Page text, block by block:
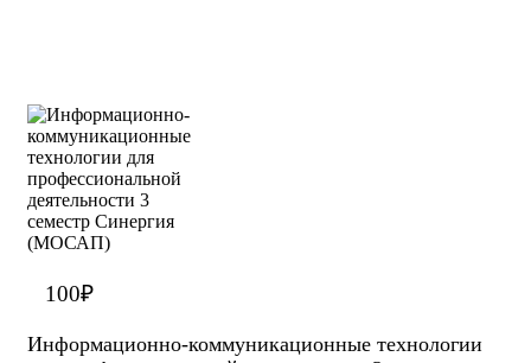
100₽
Информационно-коммуникационные технологии